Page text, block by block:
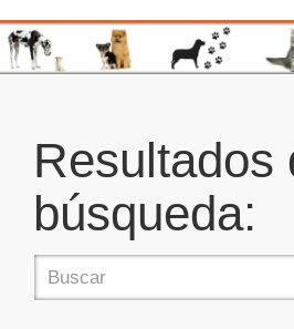
Resultados
búsqueda: